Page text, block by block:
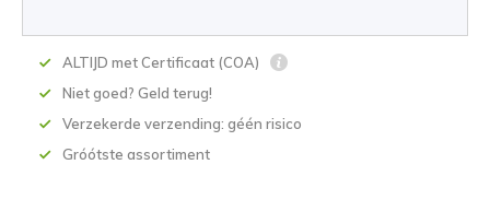
ALTIJD met Certificaat (COA)
Niet goed? Geld terug!
Verzekerde verzending: géén risico
Gróótste assortiment